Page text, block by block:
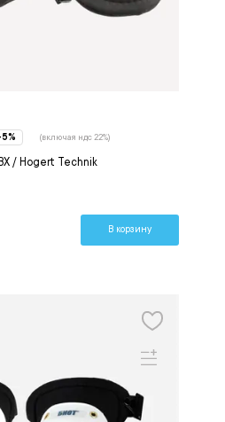
/ Hogert Technik
(включая ндс 22%)
В корзину